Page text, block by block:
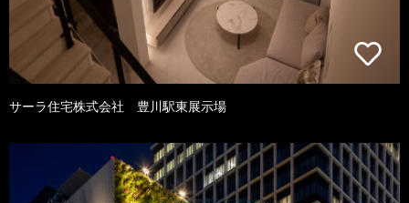
サーラ住宅株式会社 豊川駅東展示場